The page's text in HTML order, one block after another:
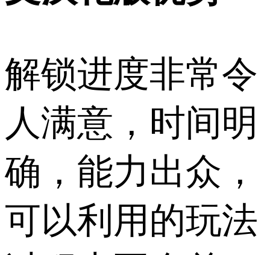
解锁进度非常令
人满意，时间明
确，能力出众，
可以利用的玩法